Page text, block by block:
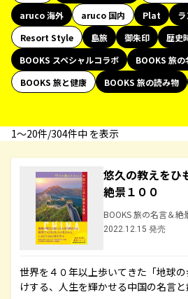
aruco 海外
aruco 国内 Plat
Resort Style
島旅 御朱印 歴史
BOOKS スペシャルコラボ
BOOKS 旅の
BOOKS 旅と健康
BOOKS 旅の読み物
1〜20件/304件中 を表示
悠久の教えをひ
絶景１００
BOOKS 旅の名言＆絶
2022.12.15 発売
世界を４０年以上歩いてきた「地球
けする、人生を輝かせる中国の名言